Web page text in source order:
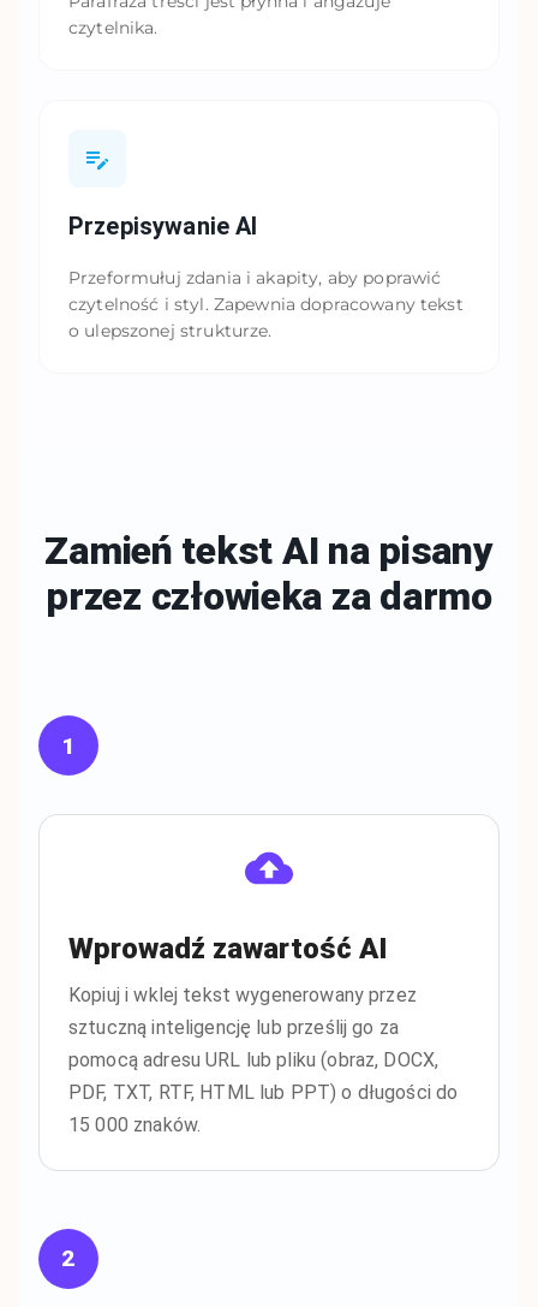
czytelnika.
Przepisywanie AI
Przeformułuj zdania i akapity, aby poprawić
czytelność i styl. Zapewnia dopracowany tekst
o ulepszonej strukturze.
Zamień tekst AI na pisany
przez człowieka za darmo
1
Wprowadź zawartość AI
Kopiuj i wklej tekst wygenerowany przez
sztuczną inteligencję lub prześlij go za
pomocą adresu URL lub pliku (obraz, DOCX,
PDF, TXT, RTF, HTML lub PPT) o długości do
15 000 znaków.
2